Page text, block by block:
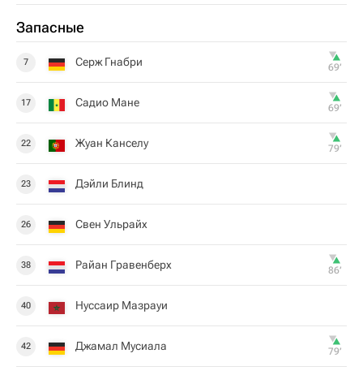
Запасные
7 Серж Гнабри 69‎’‎
17 Садио Мане 69‎’‎
22 Жуан Канселу 79‎’‎
23 Дэйли Блинд
26 Свен Ульрайх
38 Райан Гравенберх 86‎’‎
40 Нуссаир Мазрауи
42 Джамал Мусиала 79‎’‎